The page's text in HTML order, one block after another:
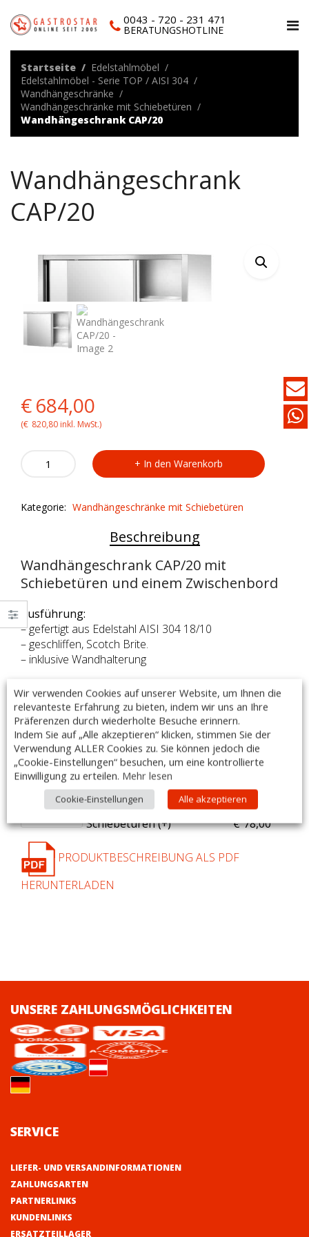
0043 - 720 - 231 471
BERATUNGSHOTLINE
Startseite
Edelstahlmöbel
Edelstahlmöbel - Serie TOP / AISI 304
Wandhängeschränke
Wandhängeschränke mit Schiebetüren
Wandhängeschrank CAP/20
Wandhängeschrank
CAP/20
Original
price
was:
€699,00.
€684,00
is:
€684,00.
(€ 820,80 inkl. MwSt.)
Wandhängeschrank
CAP/20
In den Warenkorb
Kategorie: Wandhängeschränke mit Schiebetüren
Beschreibung
Wandhängeschrank CAP/20 mit
Schiebetüren und einem Zwischenbord
Ausführung:
– gefertigt aus Edelstahl AISI 304 18/10
– geschliffen, Scotch Brite.
– inklusive Wandhalterung
– Made in Italy
DIESER ARTIKEL IST AUCH MIT SONDERMAßEN LIEFERBAR!
Zubehör:
Anzahl
[Art.Nr.] Artikelname
Preis
[CAC/2] Schloß für
Schiebetüren (+
€ 108,00
)
[TBS/1] Doppelwandige
Schiebetüren (+
€ 78,00
)
PRODUKTBESCHREIBUNG ALS PDF
HERUNTERLADEN
UNSERE ZAHLUNGSMÖGLICHKEITEN
SERVICE
LIEFER- UND VERSANDINFORMATIONEN
ZAHLUNGSARTEN
PARTNERLINKS
KUNDENLINKS
ERSATZTEILLAGER
Wir verwenden Cookies auf unserer Website, um Ihnen die
relevanteste Erfahrung zu bieten, indem wir uns an Ihre
Präferenzen durch wiederholte Besuche erinnern.
Indem Sie auf „Alle akzeptieren“ klicken, stimmen Sie der
Verwendung ALLER Cookies zu. Sie können jedoch die
„Cookie-Einstellungen“ besuchen, um eine kontrollierte
Einwilligung zu erteilen. Mehr lesen
Cookie-Einstellungen Alle akzeptieren